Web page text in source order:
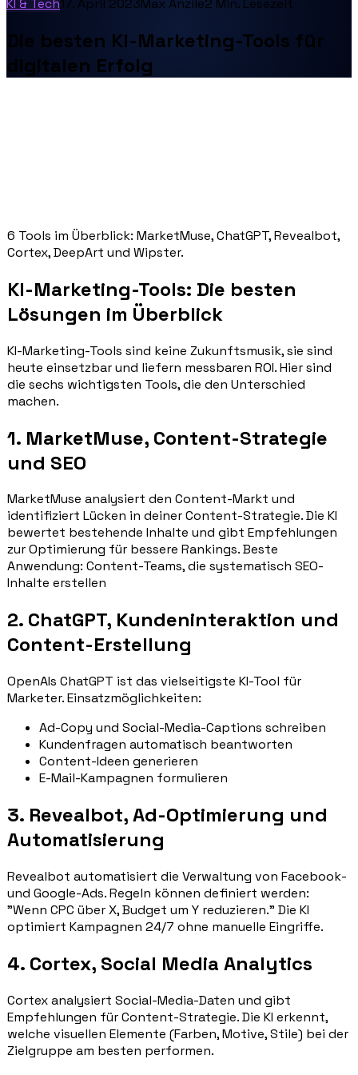
KI & Tech17. April 2023Max Anzile2 Min. Lesezeit
Die besten KI-Marketing-Tools für
digitalen Erfolg
6 Tools im Überblick: MarketMuse, ChatGPT, Revealbot,
Cortex, DeepArt und Wipster.
KI-Marketing-Tools: Die besten
Lösungen im Überblick
KI-Marketing-Tools sind keine Zukunftsmusik, sie sind
heute einsetzbar und liefern messbaren ROI. Hier sind
die sechs wichtigsten Tools, die den Unterschied
machen.
1. MarketMuse, Content-Strategie
und SEO
MarketMuse analysiert den Content-Markt und
identifiziert Lücken in deiner Content-Strategie. Die KI
bewertet bestehende Inhalte und gibt Empfehlungen
zur Optimierung für bessere Rankings. Beste
Anwendung: Content-Teams, die systematisch SEO-
Inhalte erstellen
2. ChatGPT, Kundeninteraktion und
Content-Erstellung
OpenAIs ChatGPT ist das vielseitigste KI-Tool für
Marketer. Einsatzmöglichkeiten:
Ad-Copy und Social-Media-Captions schreiben
Kundenfragen automatisch beantworten
Content-Ideen generieren
E-Mail-Kampagnen formulieren
3. Revealbot, Ad-Optimierung und
Automatisierung
Revealbot automatisiert die Verwaltung von Facebook-
und Google-Ads. Regeln können definiert werden:
"Wenn CPC über X, Budget um Y reduzieren." Die KI
optimiert Kampagnen 24/7 ohne manuelle Eingriffe.
4. Cortex, Social Media Analytics
Cortex analysiert Social-Media-Daten und gibt
Empfehlungen für Content-Strategie. Die KI erkennt,
welche visuellen Elemente (Farben, Motive, Stile) bei der
Zielgruppe am besten performen.